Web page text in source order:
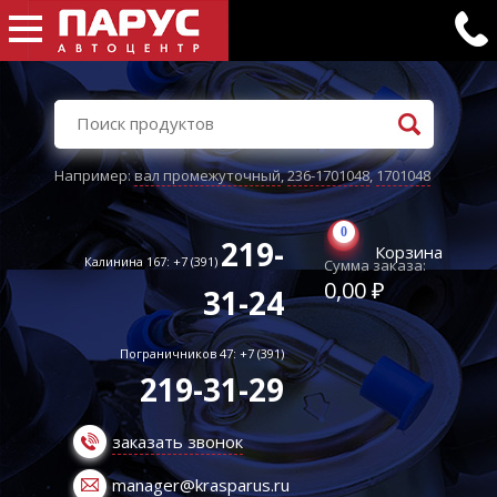
Например:вал промежуточный,236-1701048,1701048
Калинина 167: +7 (391) 219-
31-24
Пограничников 47: +7 (391)
219-31-29
заказать звонок
manager@krasparus.ru
0
Корзина
Сумма заказа:
0,00 ₽